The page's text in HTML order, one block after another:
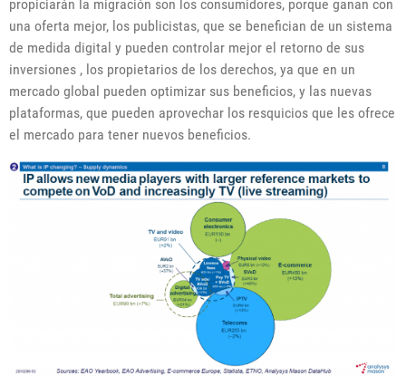
propiciarán la migración son los consumidores, porque ganan con
una oferta mejor, los publicistas, que se benefician de un sistema
de medida digital y pueden controlar mejor el retorno de sus
inversiones , los propietarios de los derechos, ya que en un
mercado global pueden optimizar sus beneficios, y las nuevas
plataformas, que pueden aprovechar los resquicios que les ofrece
el mercado para tener nuevos beneficios.